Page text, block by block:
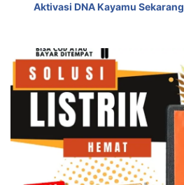
Aktivasi DNA Kayamu Sekarang